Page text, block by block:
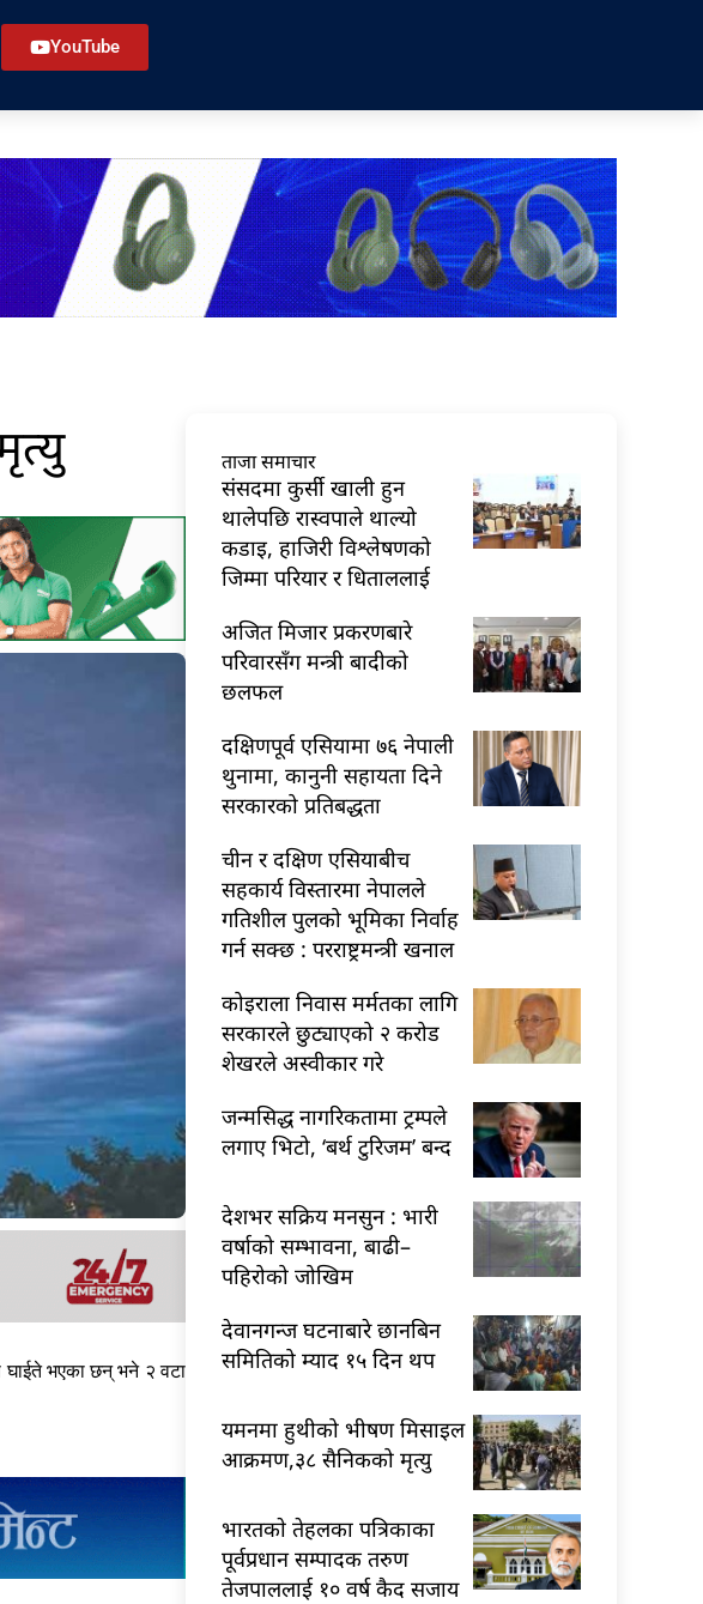
YouTube
घाईते भएका छन् भने २ वटा
ताजा समाचार
संसदमा कुर्सी खाली हुन
थालेपछि रास्वपाले थाल्यो
कडाइ, हाजिरी विश्लेषणको
जिम्मा परियार र धिताललाई
अजित मिजार प्रकरणबारे
परिवारसँग मन्त्री बादीको
छलफल
दक्षिणपूर्व एसियामा ७६ नेपाली
थुनामा, कानुनी सहायता दिने
सरकारको प्रतिबद्धता
चीन र दक्षिण एसियाबीच
सहकार्य विस्तारमा नेपालले
गतिशील पुलको भूमिका निर्वाह
गर्न सक्छ : परराष्ट्रमन्त्री खनाल
कोइराला निवास मर्मतका लागि
सरकारले छुट्याएको २ करोड
शेखरले अस्वीकार गरे
जन्मसिद्ध नागरिकतामा ट्रम्पले
लगाए भिटो, ‘बर्थ टुरिजम’ बन्द
देशभर सक्रिय मनसुन : भारी
वर्षाको सम्भावना, बाढी–
पहिरोको जोखिम
देवानगन्ज घटनाबारे छानबिन
समितिको म्याद १५ दिन थप
यमनमा हुथीको भीषण मिसाइल
आक्रमण,३८ सैनिकको मृत्यु
भारतकाे तेहलका पत्रिकाका
पूर्वप्रधान सम्पादक तरुण
तेजपाललाई १० वर्ष कैद सजाय